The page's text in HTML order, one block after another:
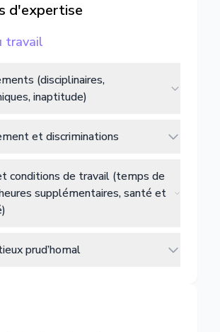
d'expertise
travail
(disciplinaires,
inaptitude)
et discriminations
conditions de travail (temps de
supplémentaires, santé et
prud’homal